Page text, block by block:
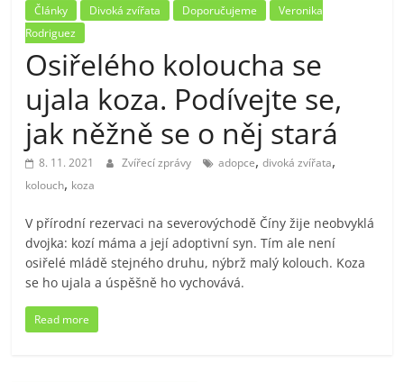
Články Divoká zvířata Doporučujeme
Veronika
Rodriguez
Osiřelého koloucha se
ujala koza. Podívejte se,
jak něžně se o něj stará
8. 11. 2021 Zvířecí zprávy adopce,divoká zvířata,
kolouch, koza
V přírodní rezervaci na severovýchodě Číny žije neobvyklá
dvojka: kozí máma a její adoptivní syn. Tím ale není
osiřelé mládě stejného druhu, nýbrž malý kolouch. Koza
se ho ujala a úspěšně ho vychovává.
Read more